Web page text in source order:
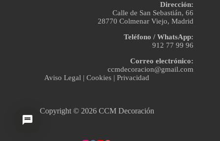
Dirección:
Calle de San Sebastián, 66
28770 Colmenar Viejo, Madrid
Teléfono / WhatsApp:
912 77 99 96
Correo electrónico:
ccmdecoracion@gmail.com
Aviso Legal |Cookies |Privacidad
Copyright © 2026 CCM Decoración